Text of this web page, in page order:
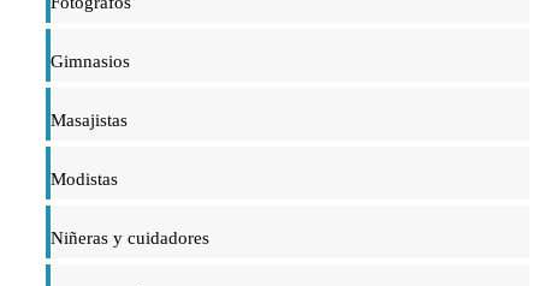
Gimnasios
Masajistas
Modistas
Niñeras y cuidadores